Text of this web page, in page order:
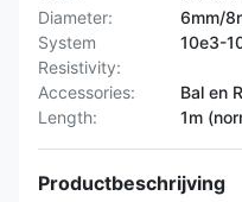
Diameter:
6mm/
System
Resistivity:
10e3-
Accessories:
Bal en
Length:
1m
Productbeschrijving